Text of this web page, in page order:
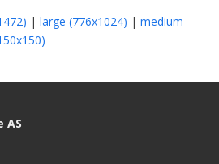
|large (776x1024) |medium
AS